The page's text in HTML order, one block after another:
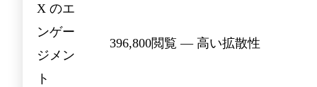
X のエ
ンゲー
ジメン
ト
396,800閲覧 — 高い拡散性